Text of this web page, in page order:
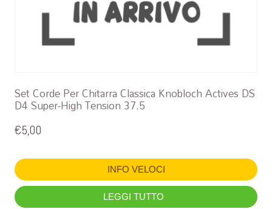
Set Corde Per Chitarra Classica Knobloch Actives DS
D4 Super-High Tension 37.5
€5,00
INFO VELOCI
LEGGI TUTTO